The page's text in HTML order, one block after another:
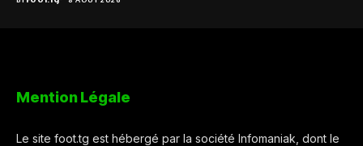
Mention Légale
Le site foot.tg est hébergé par la société Infomaniak, dont le